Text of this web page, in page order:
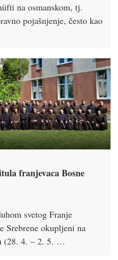
na osmanskom, tj.
pojašnjenje, često kao
franjevaca Bosne
svetog Franje
Srebrene okupljeni na
(28. 4. – 2. 5. …